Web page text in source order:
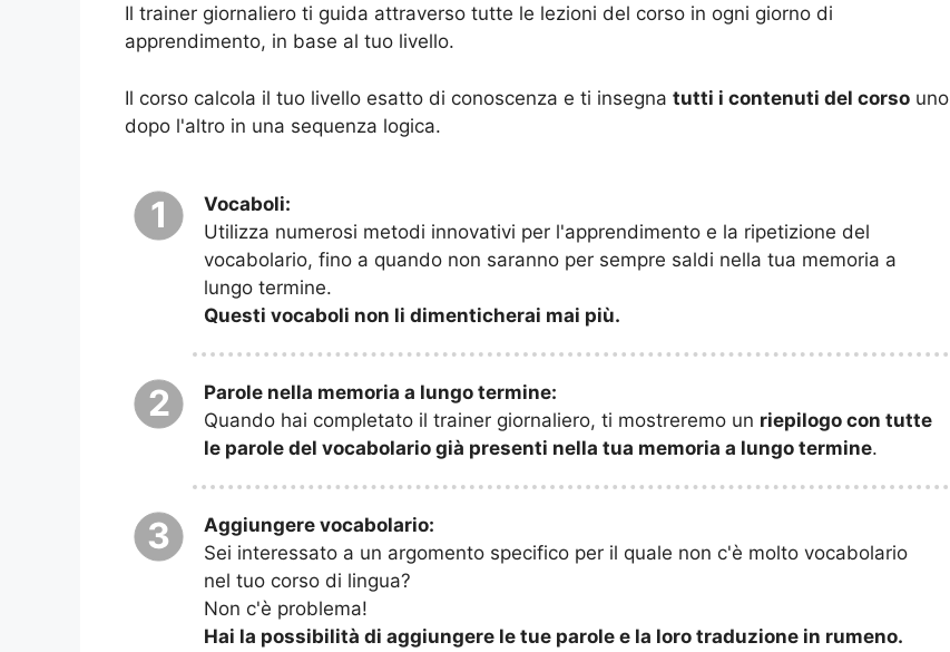
Il trainer giornaliero ti guida attraverso tutte le lezioni del corso in ogni giorno di
apprendimento, in base al tuo livello.
Il corso calcola il tuo livello esatto di conoscenza e ti insegna tutti i contenuti del corso uno
dopo l'altro in una sequenza logica.
1
Vocaboli:
Utilizza numerosi metodi innovativi per l'apprendimento e la ripetizione del
vocabolario, fino a quando non saranno per sempre saldi nella tua memoria a
lungo termine.
Questi vocaboli non li dimenticherai mai più.
2
Parole nella memoria a lungo termine:
Quando hai completato il trainer giornaliero, ti mostreremo un riepilogo con tutte
le parole del vocabolario già presenti nella tua memoria a lungo termine.
3
Aggiungere vocabolario:
Sei interessato a un argomento specifico per il quale non c'è molto vocabolario
nel tuo corso di lingua?
Non c'è problema!
Hai la possibilità di aggiungere le tue parole e la loro traduzione in rumeno.